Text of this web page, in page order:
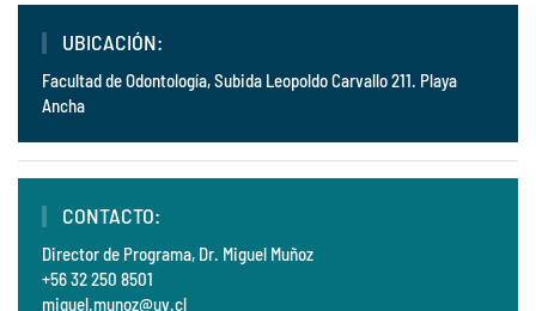
UBICACIÓN:
Facultad de Odontología, Subida Leopoldo Carvallo 211. Playa
Ancha
CONTACTO:
Director de Programa, Dr. Miguel Muñoz
+56 32 250 8501
miguel.munoz@uv.cl